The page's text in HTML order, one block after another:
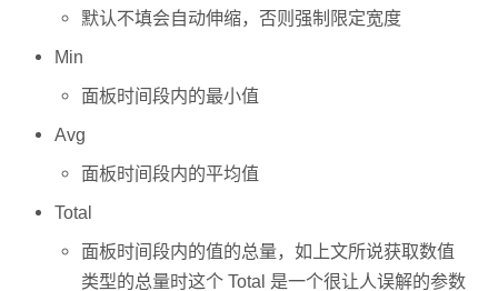
默认不填会自动伸缩，否则强制限定宽度
Min
面板时间段内的最小值
Avg
面板时间段内的平均值
Total
面板时间段内的值的总量，如上文所说获取数值
类型的总量时这个 Total 是一个很让人误解的参数